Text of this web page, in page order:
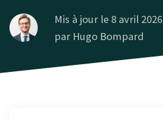
Mis à jour le 8 avril 2026
par Hugo Bompard